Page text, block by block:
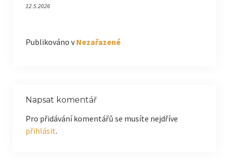
12.5.2026
Publikováno v Nezařazené
Napsat komentář
Pro přidávání komentářů se musíte nejdříve
přihlásit.